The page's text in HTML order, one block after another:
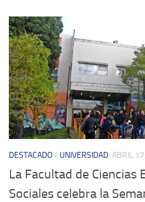
DESTACADO/ UNIVERSIDAD ABRIL
La Facultad de Ciencias
Sociales celebra la